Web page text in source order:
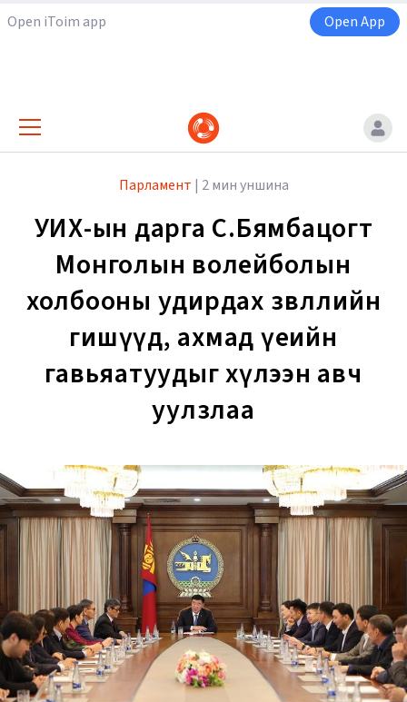
Open iToim app Open App
Парламент | 2 мин уншина
УИХ-ын дарга С.Бямбацогт
Монголын волейболын
холбооны удирдах зөвлөлийн
гишүүд, ахмад үеийн
гавьяатуудыг хүлээн авч
уулзлаа